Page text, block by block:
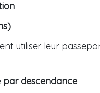
utiliser leur
par descendance